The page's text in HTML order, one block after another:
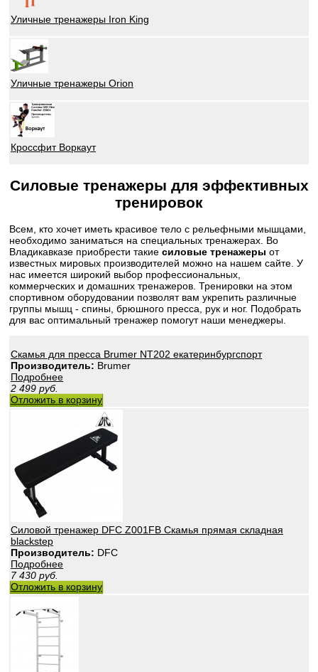
Уличные тренажеры Iron King
Уличные тренажеры Orion
Кроссфит Воркаут
Силовые тренажеры для эффективных
тренировок
Всем, кто хочет иметь красивое тело с рельефными мышцами,
необходимо заниматься на специальных тренажерах. Во
Владикавказе приобрести такие силовые тренажеры от
известных мировых производителей можно на нашем сайте. У
нас имеется широкий выбор профессиональных,
коммерческих и домашних тренажеров. Тренировки на этом
спортивном оборудовании позволят вам укрепить различные
группы мышц - спины, брюшного пресса, рук и ног. Подобрать
для вас оптимальный тренажер помогут наши менеджеры.
Скамья для пресса Brumer NT202 екатеринбургспорт
Производитель: Brumer
Подробнее
2 499 руб.
Отложить в корзину
Силовой тренажер DFC Z001FB Скамья прямая складная
blackstep
Производитель: DFC
Подробнее
7 430 руб.
Отложить в корзину